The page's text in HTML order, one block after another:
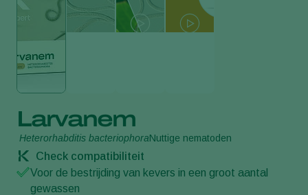
Larvanem
Heterorhabditis bacteriophoraNuttige nematoden
Check compatibiliteit
Voor de bestrijding van kevers in een groot aantal
gewassen